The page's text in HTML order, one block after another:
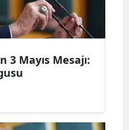
3 Mayıs Mesajı: